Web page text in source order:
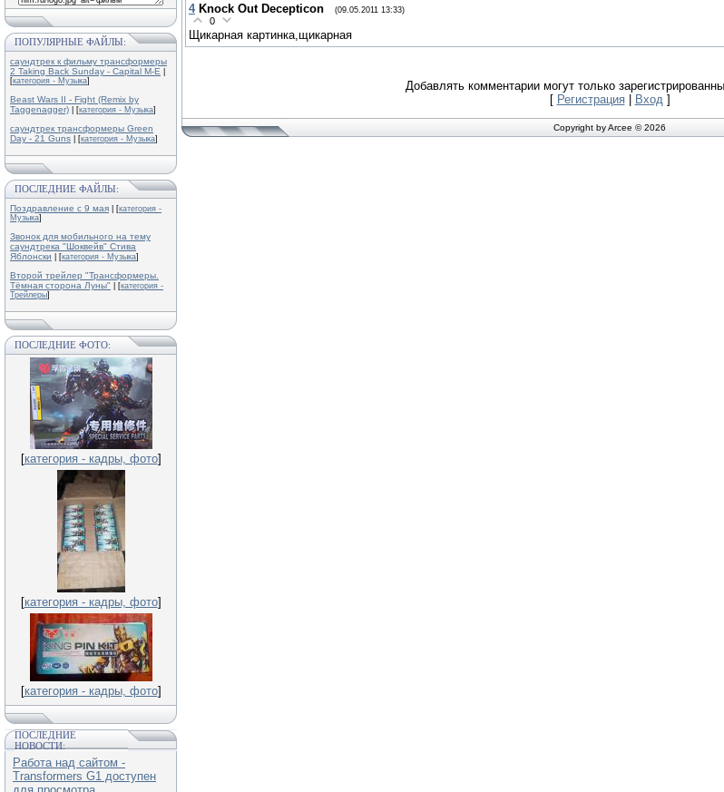
ПОПУЛЯРНЫЕ ФАЙЛЫ:
саундтрек к фильму трансформеры
2 Taking Back Sunday - Capital M-E
[категория - Музыка]
Beast Wars II - Fight (Remix by
Taggenagger)
| [категория - Музыка]
саундтрек трансформеры Green
Day - 21 Guns
| [категория - Музыка]
ПОСЛЕДНИЕ ФАЙЛЫ:
Поздравление с 9 мая | [категория -
Музыка]
Звонок для мобильного на тему
саундтрека "Шоквейв" Стива
Яблонски
| [категория - Музыка]
Второй трейлер "Трансформеры.
Тёмная сторона Луны"
| [категория -
Трейлеры]
ПОСЛЕДНИЕ ФОТО:
[категория - кадры, фото]
[категория - кадры, фото]
[категория - кадры, фото]
ПОСЛЕДНИЕ
НОВОСТИ:
Работа над сайтом -
Transformers G1 доступен
4 Knock Out Decepticon (09.05.2011 13:33)
0
Щикарная картинка,щикарная
Добавлять комментарии могут только
[ Регистрация| Вход]
Copyright by Arcee © 2026